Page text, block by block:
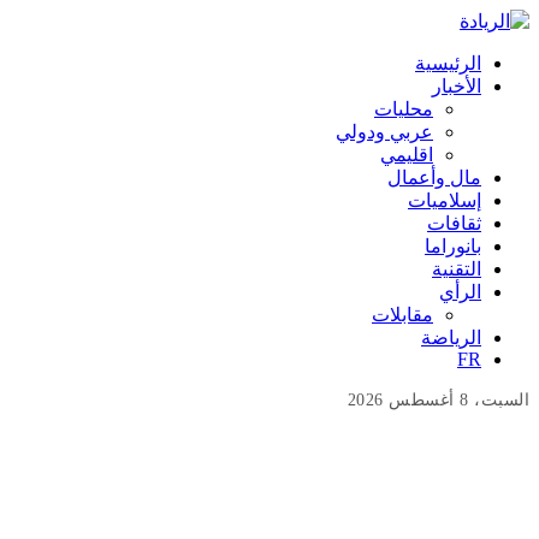
الرئيسية
الأخبار
محليات
عربي ودولي
اقليمي
مال وأعمال
إسلاميات
ثقافات
بانوراما
التقنية
الرأي
مقابلات
الرياضة
FR
السبت، 8 أغسطس 2026